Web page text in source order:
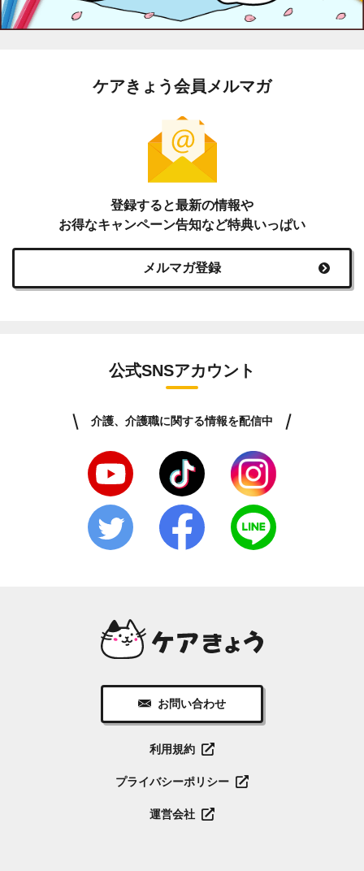
ケアきょう会員メルマガ
登録すると最新の情報や
お得なキャンペーン告知など特典いっぱい
メルマガ登録
公式SNSアカウント
介護、介護職に関する情報を配信中
お問い合わせ
利用規約
プライバシーポリシー
運営会社